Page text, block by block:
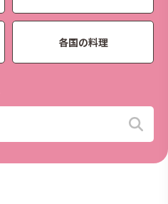
各国の料理